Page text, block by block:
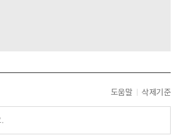
도움말 삭제기준